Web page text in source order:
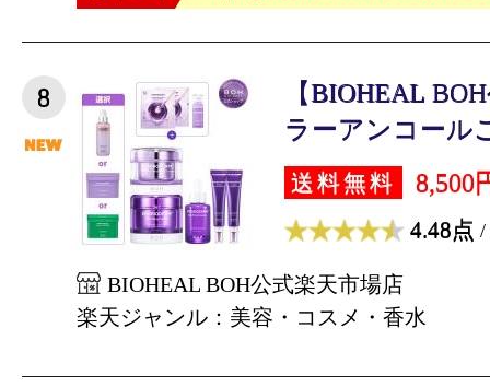
8
【BIOHEAL
ラーアンコール
送料無料 8,500
4.48点 /
BIOHEAL BOH公式楽天市場店
楽天ジャンル：美容・コスメ・香水